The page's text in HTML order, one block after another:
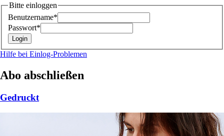
Bitte einloggen
Benutzername*
Passwort*
Hilfe bei Einlog-Problemen
Abo abschließen
Gedruckt